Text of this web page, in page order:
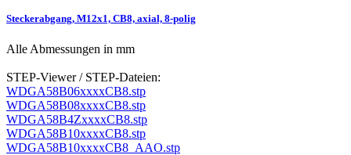
Steckerabgang, M12x1, CB8, axial, 8-polig
Alle Abmessungen in mm
STEP-Viewer / STEP-Dateien:
WDGA58B06xxxxCB8.stp
WDGA58B08xxxxCB8.stp
WDGA58B4ZxxxxCB8.stp
WDGA58B10xxxxCB8.stp
WDGA58B10xxxxCB8_AAO.stp